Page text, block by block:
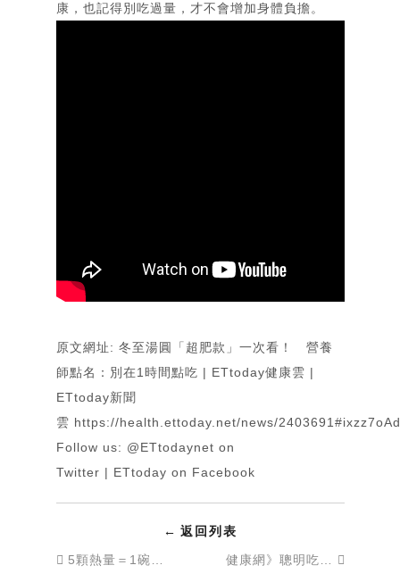
康，也記得別吃過量，才不會增加身體負擔。
原文網址: 冬至湯圓「超肥款」一次看！ 營養
師點名：別在1時間點吃 | ETtoday健康雲 |
ETtoday新聞
雲 https://health.ettoday.net/news/
Follow us: @ETtodaynet on
Twitter | ETtoday on Facebook
← 返回列表
5顆熱量＝1碗飯 營養師揭鹹、甜湯圓最佳吃法：選對時間點很重要
健康網》聰明吃湯圓不怕胖！ 營養師授2原則、甜鹹各有解